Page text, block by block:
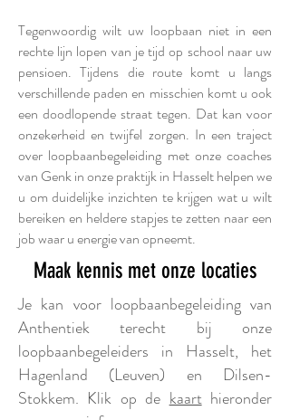
Tegenwoordig wilt uw loopbaan niet in een
rechte lijn lopen van je tijd op school naar uw
pensioen. Tijdens die route komt u langs
verschillende paden en misschien komt u ook
een doodlopende straat tegen. Dat kan voor
onzekerheid en twijfel zorgen. In een traject
over loopbaanbegeleiding met onze coaches
van Genk in onze praktijk in Hasselt helpen we
u om duidelijke inzichten te krijgen wat u wilt
bereiken en heldere stapjes te zetten naar een
job waar u energie van opneemt.
Maak kennis met onze locaties
Je kan voor loopbaanbegeleiding van
Anthentiek terecht bij onze
loopbaanbegeleiders in Hasselt, het
Hagenland (Leuven) en Dilsen-
Stokkem. Klik op de kaarthieronder